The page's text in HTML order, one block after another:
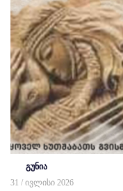
გუნია
31 / ივლისი 2026